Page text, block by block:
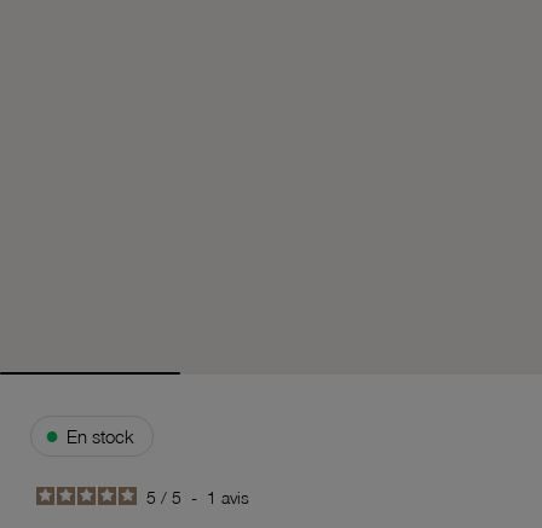
● En stock
5 / 5 - 1 avis